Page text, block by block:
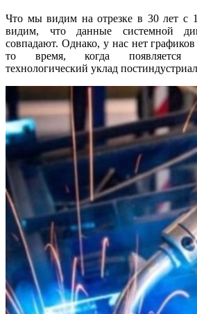
Что мы видим на отрезке в 30 лет с
видим, что данные системной
совпадают. Однако, у нас нет
то время, когда появляется
технологический уклад